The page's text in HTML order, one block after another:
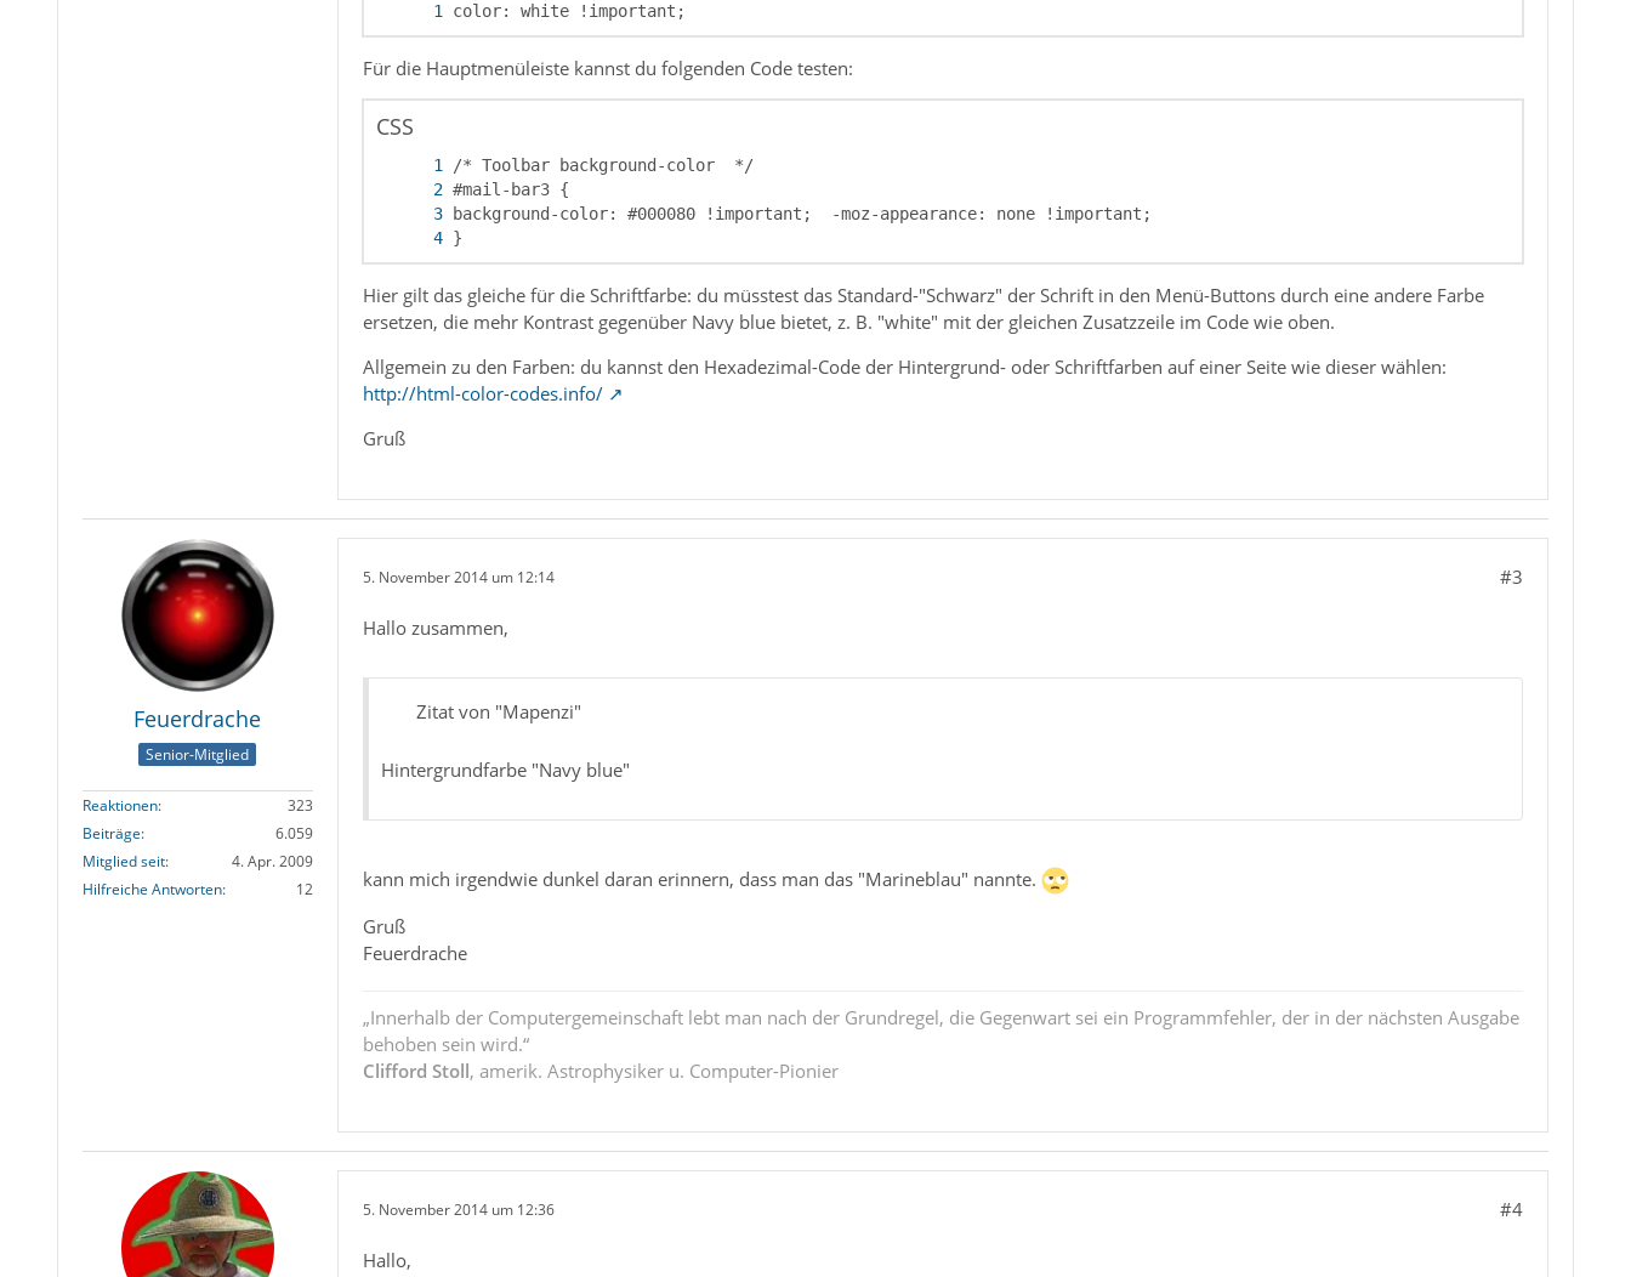
color: white !important;
Für die Hauptmenüleiste kannst du folgenden Code testen:
CSS
/* Toolbar background-color  */
}
Hier gilt das gleiche für die Schriftfarbe: du müsstest das Standard-"Schwarz" der Schrift in den Menü-Buttons durch eine andere Farbe
ersetzen, die mehr Kontrast gegenüber Navy blue bietet, z. B. "white" mit der gleichen Zusatzzeile im Code wie oben.
Allgemein zu den Farben: du kannst den Hexadezimal-Code der Hintergrund- oder Schriftfarben auf einer Seite wie dieser wählen:
http://html-color-codes.info/
Gruß
Feuerdrache
Senior-Mitglied
Reaktionen
323
Beiträge
6.059
Mitglied seit
4. Apr. 2009
Hilfreiche Antworten
12
5. November 2014 um 12:14 #3
Hallo zusammen,
Zitat von "Mapenzi"
Hintergrundfarbe "Navy blue"
kann mich irgendwie dunkel daran erinnern, dass man das "Marineblau" nannte.
Gruß
Feuerdrache
„Innerhalb der Computergemeinschaft lebt man nach der Grundregel, die Gegenwart sei ein Programmfehler, der in der nächsten Ausgabe
behoben sein wird.“
Clifford Stoll, amerik. Astrophysiker u. Computer-Pionier
5. November 2014 um 12:36 #4
Hallo,